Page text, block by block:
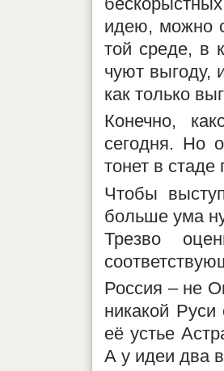
идею, можно
той среде, в
чуют выгоду,
как только
Конечно,
сегодня. Но
тонет в стаде
Чтобы
больше ума
Трезво
Россия – не
никакой
её устье
А у идеи два